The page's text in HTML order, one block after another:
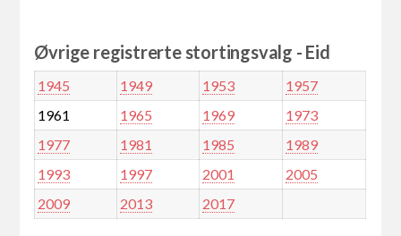
Øvrige registrerte stortingsvalg - Eid
1945 1949 1953
1957
1961
1965 1969
1973
1977
1981 1985
1989
1993
1997 2001
2005
2009
2013 2017